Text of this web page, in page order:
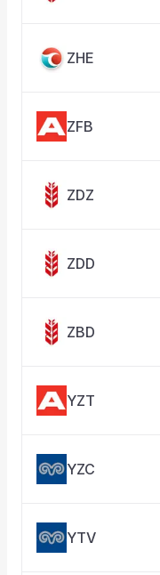
ZHE
ZFB
ZDZ
ZDD
ZBD
YZT
YZC
YTV